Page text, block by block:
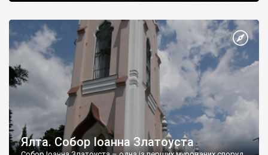
Ялта. Собор Іоанна Златоуста